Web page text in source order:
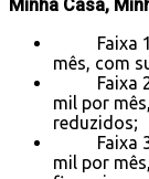
Minha Casa,
Faixa 1:
mês, com
Faixa 2:
mil por
reduzidos;
Faixa 3:
mil por